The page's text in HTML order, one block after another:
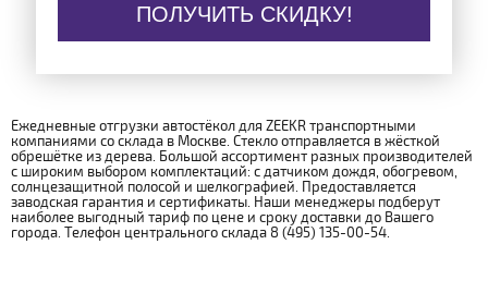
ПОЛУЧИТЬ СКИДКУ!
Ежедневные отгрузки автостёкол для ZEEKR транспортными
компаниями со склада в Москве. Стекло отправляется в жёсткой
обрешётке из дерева. Большой ассортимент разных производителей
с широким выбором комплектаций: с датчиком дождя, обогревом,
солнцезащитной полосой и шелкографией. Предоставляется
заводская гарантия и сертификаты. Наши менеджеры подберут
наиболее выгодный тариф по цене и сроку доставки до Вашего
города. Телефон центрального склада 8 (495) 135-00-54.